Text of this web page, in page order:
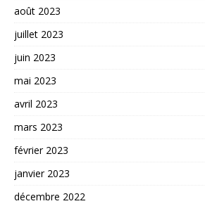
août 2023
juillet 2023
juin 2023
mai 2023
avril 2023
mars 2023
février 2023
janvier 2023
décembre 2022